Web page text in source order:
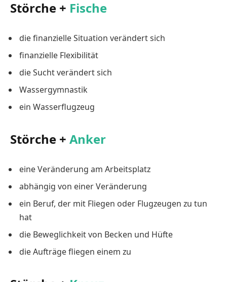
Störche + Fische
die finanzielle Situation verändert sich
finanzielle Flexibilität
die Sucht verändert sich
Wassergymnastik
ein Wasserflugzeug
Störche + Anker
eine Veränderung am Arbeitsplatz
abhängig von einer Veränderung
ein Beruf, der mit Fliegen oder Flugzeugen zu tun
hat
die Beweglichkeit von Becken und Hüfte
die Aufträge fliegen einem zu